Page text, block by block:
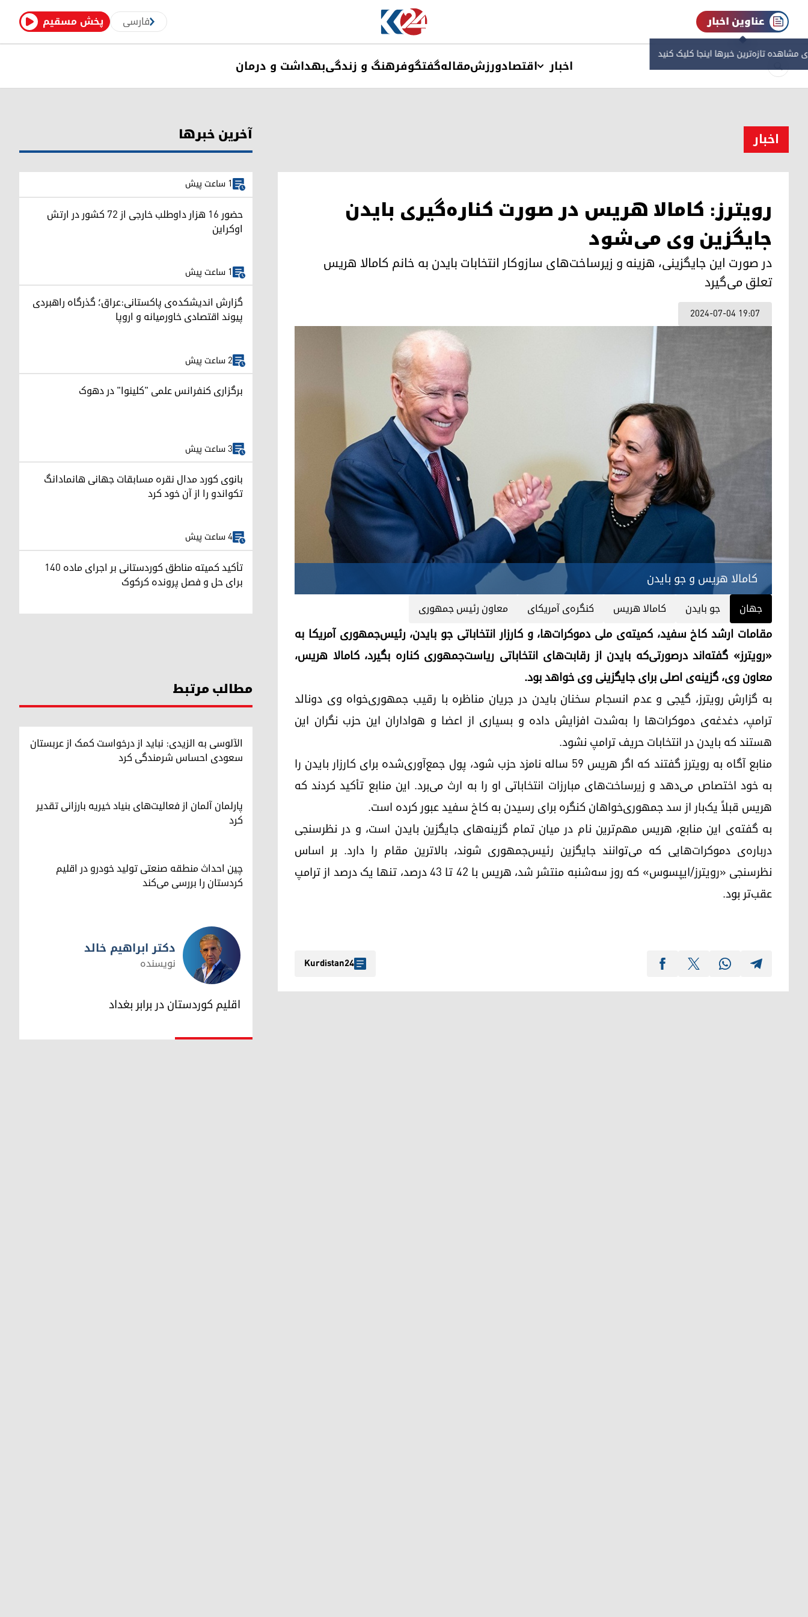
پخش مسقیم فارسی عناوین اخبار
مشاهده‌ تازه‌ترین خبرها اینجا کلیک کنید
اخبار اقتصادورزشمقالهگفتگوفرهنگ و زندگیبهداشت و درمان
اخبار
رویترز: کامالا هریس در صورت کناره‌گیری بایدن
جایگزین وی می‌شود
در صورت این جایگزینی، هزینه و زیرساخت‌های سازوکار انتخابات بایدن به خانم کامالا هریس
تعلق می‌گیرد
2024-07-04 19:07
کامالا هریس و جو بایدن
جهان جو بایدن کامالا هریس کنگره‌ی آمریکای معاون رئیس جمهوری
مقامات ارشد کاخ سفید، کمیته‌ی ملی دموکرات‌ها، و کارزار انتخاباتی جو بایدن، رئیس‌جمهوری آمریکا به
«رویترز» گفته‌اند درصورتی‌که بایدن از رقابت‌های انتخاباتی ریاست‌جمهوری کناره بگیرد، کامالا هریس،
معاون وی، گزینه‌ی اصلی برای جایگزینی وی خواهد بود.
به گزارش رویترز، گیجی و عدم انسجام سخنان بایدن در جریان مناظره با رقیب جمهوری‌خواه وی دونالد
ترامپ، دغدغه‌ی دموکرات‌ها را به‌شدت افزایش داده و بسیاری از اعضا و هواداران این حزب نگران این
هستند که بایدن در انتخابات حریف ترامپ نشود.
منابع آگاه به رویترز گفتند که اگر هریس ۵۹ ساله نامزد حزب شود، پول جمع‌آوری‌شده برای کارزار بایدن را
به خود اختصاص می‌دهد و زیرساخت‌های مبارزات انتخاباتی او را به ارث می‌برد. این منابع تأکید کردند که
هریس قبلاً یک‌بار از سد جمهوری‌خواهان کنگره برای رسیدن به کاخ سفید عبور کرده است.
به گفته‌ی این منابع، هریس مهم‌ترین نام در میان تمام گزینه‌های جایگزین بایدن است، و در نظرسنجی
درباره‌ی دموکرات‌هایی که می‌توانند جایگزین رئیس‌جمهوری شوند، بالاترین مقام را دارد. بر اساس
نظرسنجی «رویترز/ایپسوس» که روز سه‌شنبه منتشر شد، هریس با ۴۲ تا ۴۳ درصد، تنها یک درصد از ترامپ
عقب‌تر بود.
Kurdistan24
آخرین خبرها
1 ساعت پیش
حضور ۱۶ هزار داوطلب خارجی از ۷۲ کشور در ارتش
اوکراین
1 ساعت پیش
گزارش اندیشکده‌ی پاکستانی:عراق؛ گذرگاه راهبردی
پیوند اقتصادی خاورمیانه و اروپا
2 ساعت پیش
برگزاری کنفرانس علمی "کلینوا" در دهوک
3 ساعت پیش
بانوی کورد مدال نقره مسابقات جهانی هانمادانگ
تکواندو را از آن خود کرد
4 ساعت پیش
تأکید کمیته مناطق کوردستانی بر اجرای ماده ۱۴۰
برای حل و فصل پرونده کرکوک
مطالب مرتبط
الآلوسی به الزیدی: نباید از درخواست کمک از عربستان
سعودی احساس شرمندگی کرد
پارلمان آلمان از فعالیت‌های بنیاد خیریه بارزانی تقدیر
کرد
چین احداث منطقه صنعتی تولید خودرو در اقلیم
کردستان را بررسی می‌کند
دکتر ابراهیم خالد
دکتر ابراهیم خالد
نویسنده
اقلیم کوردستان در برابر بغداد